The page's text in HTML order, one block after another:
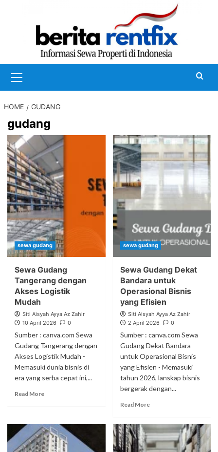
Menu
HOME GUDANG
gudang
sewa gudang
Sewa Gudang
Tangerang dengan
Akses Logistik
Mudah
Siti Aisyah Ayya Az Zahir
10 April 2026
0
Sumber : canva.com Sewa
Gudang Tangerang dengan
Akses Logistik Mudah -
Memasuki dunia bisnis di
era yang serba cepat ini,...
Read More
sewa gudang
Sewa Gudang Dekat
Bandara untuk
Operasional Bisnis
yang Efisien
Siti Aisyah Ayya Az Zahir
2 April 2026
0
Sumber : canva.com Sewa
Gudang Dekat Bandara
untuk Operasional Bisnis
yang Efisien - Memasuki
tahun 2026, lanskap bisnis
bergerak dengan...
Read More